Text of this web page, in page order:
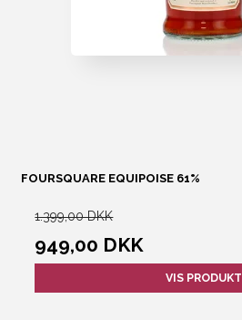
FOURSQUARE EQUIPOISE 61%
1.399,00 DKK
949,00 DKK
VIS PRODUKT